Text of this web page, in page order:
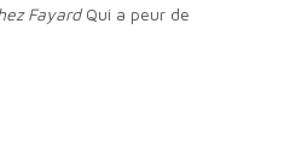
FayardQui a peur de